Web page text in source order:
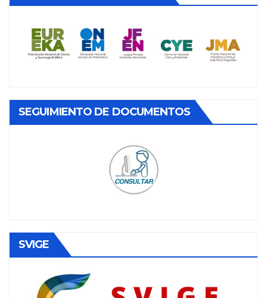
SEGUIMIENTO DE DOCUMENTOS
SVIGE